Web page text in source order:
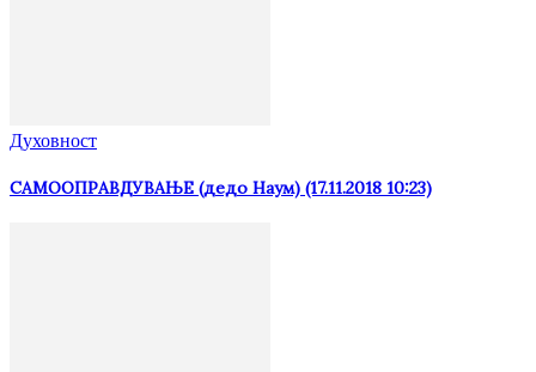
Духовност
САМООПРАВДУВАЊЕ (дедо Наум) (17.11.2018 10:23)